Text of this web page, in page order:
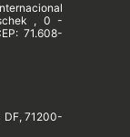
, 0 -
71.608-
DF, 71200-